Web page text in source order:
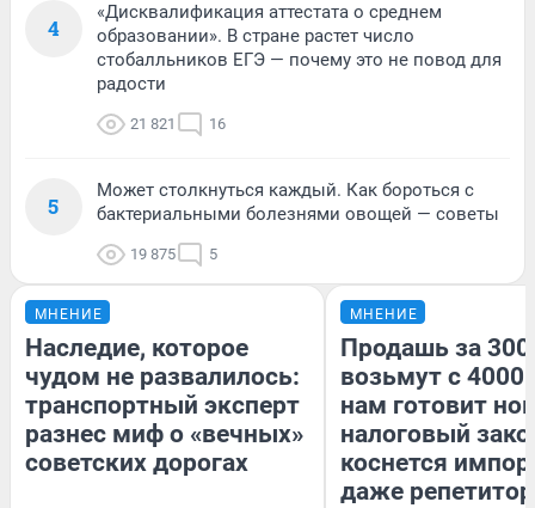
4
«Дисквалификация аттестата о среднем
образовании». В стране растет число
стобалльников ЕГЭ — почему это не повод для
радости
21 821 16
5
Может столкнуться каждый. Как бороться с
бактериальными болезнями овощей — советы
19 875 5
МНЕНИЕ
Наследие, которое
чудом не развалилось:
транспортный эксперт
разнес миф о «вечных»
советских дорогах
МНЕНИЕ
Продашь за
возьмут с
нам готовит
налоговый
коснется
даже